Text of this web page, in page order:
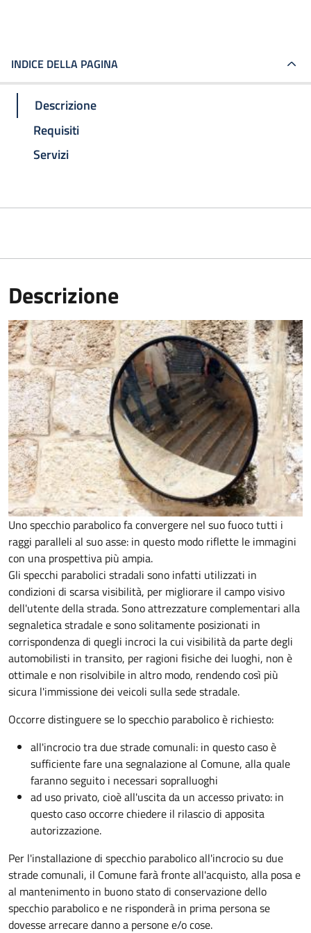
INDICE DELLA PAGINA
Descrizione
Requisiti
Servizi
Descrizione
Uno specchio parabolico fa convergere nel suo fuoco tutti i
raggi paralleli al suo asse: in questo modo riflette le immagini
con una prospettiva più ampia.
Gli specchi parabolici stradali sono infatti utilizzati in
condizioni di scarsa visibilità, per migliorare il campo visivo
dell'utente della strada. Sono attrezzature complementari alla
segnaletica stradale e sono solitamente posizionati in
corrispondenza di quegli incroci la cui visibilità da parte degli
automobilisti in transito, per ragioni fisiche dei luoghi, non è
ottimale e non risolvibile in altro modo, rendendo così più
sicura l'immissione dei veicoli sulla sede stradale.
Occorre distinguere se lo specchio parabolico è richiesto:
all'incrocio tra due strade comunali: in questo caso è
sufficiente fare una segnalazione al Comune, alla quale
faranno seguito i necessari sopralluoghi
ad uso privato, cioè all'uscita da un accesso privato: in
questo casooccorre chiedere il rilascio di apposita
autorizzazione.
Per l'installazione di specchio parabolico all'incrocio su due
strade comunali, il Comune farà fronte all'acquisto, alla posa e
al mantenimento in buono stato di conservazione dello
specchio parabolico e ne risponderà in prima persona se
dovesse arrecare danno a persone e/o cose.